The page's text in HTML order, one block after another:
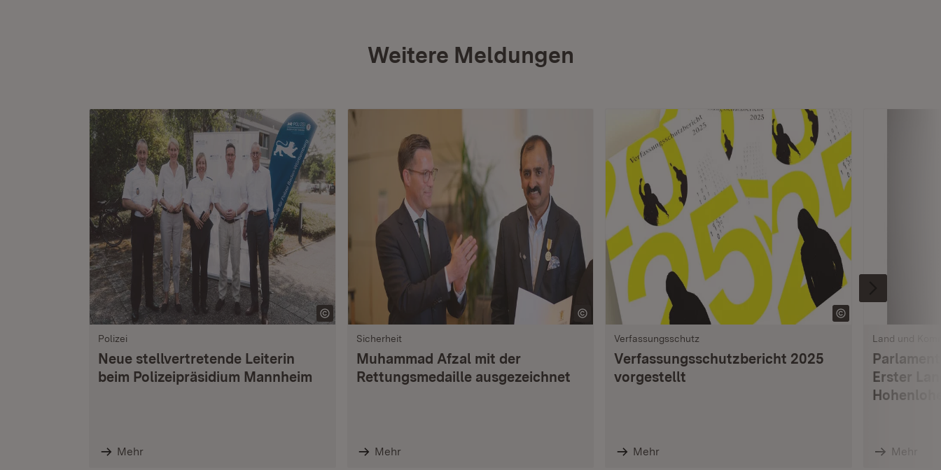
Weitere Meldungen
Polizei
Neue stellvertretende Leiterin
beim Polizeipräsidium Mannheim
Mehr
Sicherheit
Muhammad Afzal mit der
Rettungsmedaille ausgezeichnet
Mehr
Verfassungsschutz
Verfassungsschutzbericht 2025
vorgestellt
Mehr
Land und
Erster
Mehr